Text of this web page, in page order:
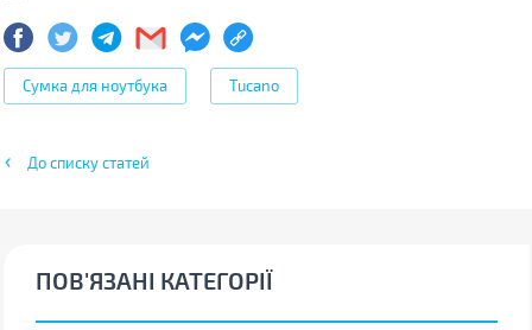
Сумка для ноутбука Tucano
До списку статей
ПОВ'ЯЗАНІ КАТЕГОРІЇ